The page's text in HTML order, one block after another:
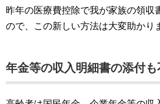
昨年の医療費控除で我が家族の領収
ので、この新しい方法は大変助かり
年金等の収入明細書の添付